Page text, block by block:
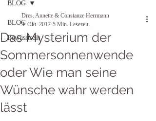
BLOG
Bewusstsein
BLOG
Das Mysterium der
Sommersonnenwende
oder Wie man seine
Wünsche wahr werden
lässt
Dres. Annette & Constanze Herrmann
3. Okt. 2017 5 Min. Lesezeit